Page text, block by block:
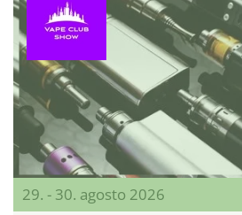
29. - 30. agosto 2026